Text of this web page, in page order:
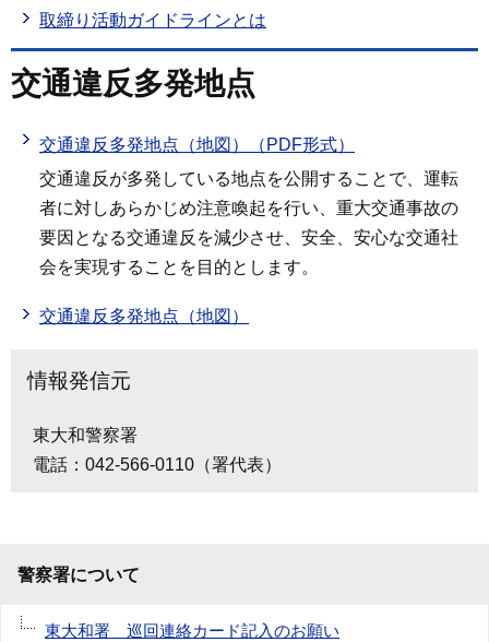
取締り活動ガイドラインとは
交通違反多発地点
交通違反多発地点（地図）（PDF形式）
交通違反が多発している地点を公開することで、運転
者に対しあらかじめ注意喚起を行い、重大交通事故の
要因となる交通違反を減少させ、安全、安心な交通社
会を実現することを目的とします。
交通違反多発地点（地図）
情報発信元
東大和警察署
電話：042-566-0110（署代表）
警察署について
東大和署 巡回連絡カード記入のお願い